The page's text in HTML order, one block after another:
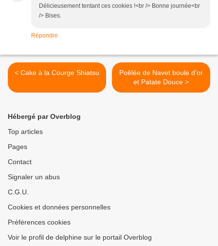
Délicieusement tentant ces cookies !<br /> Bonne journée<br
/> Bises.
Répondre
< Cake à la Courge Shiatsu
Poêlée de Navet boule d'or
et Patate Douce >
Hébergé par Overblog
Top articles
Pages
Contact
Signaler un abus
C.G.U.
Cookies et données personnelles
Préférences cookies
Voir le profil de delphine sur le portail Overblog